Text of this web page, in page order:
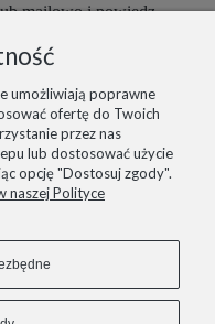
mailowo i powiedz,
Postaramy się
starannością.
umożliwiają poprawne
ofertę do Twoich
przez nas
lub dostosować użycie
opcję "Dostosuj zgody".
naszej Polityce